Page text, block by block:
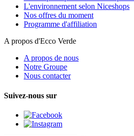
L'environnement selon Niceshops
Nos offres du moment
Programme d'affiliation
A propos d'Ecco Verde
A propos de nous
Notre Groupe
Nous contacter
Suivez-nous sur